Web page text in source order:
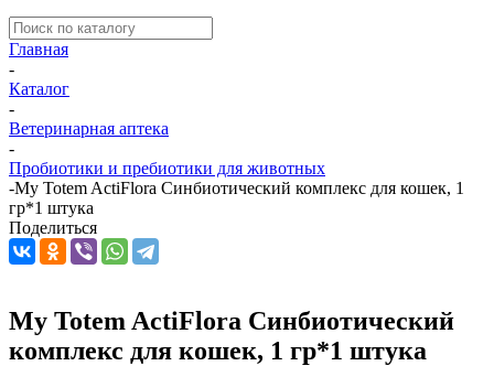
Главная
-
Каталог
-
Ветеринарная аптека
-
Пробиотики и пребиотики для животных
-My Totem ActiFlora Cинбиотический комплекс для кошек, 1
гр*1 штука
Поделиться
My Totem ActiFlora Cинбиотический
комплекс для кошек, 1 гр*1 штука